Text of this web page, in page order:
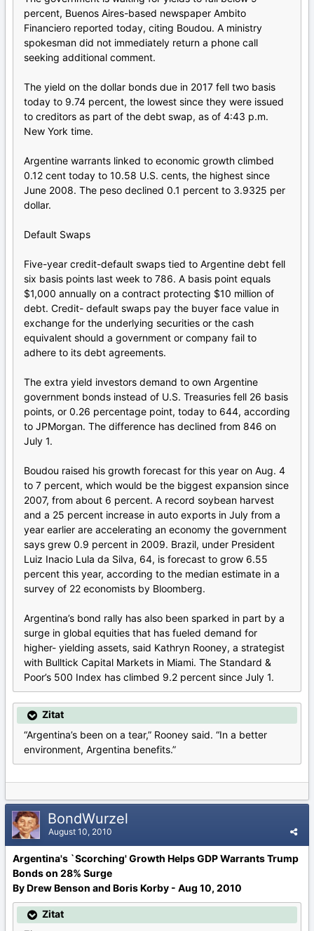
percent, Buenos Aires-based newspaper Ambito
Financiero reported today, citing Boudou. A ministry
spokesman did not immediately return a phone call
seeking additional comment.
The yield on the dollar bonds due in 2017 fell two basis
today to 9.74 percent, the lowest since they were issued
to creditors as part of the debt swap, as of 4:43 p.m.
New York time.
Argentine warrants linked to economic growth climbed
0.12 cent today to 10.58 U.S. cents, the highest since
June 2008. The peso declined 0.1 percent to 3.9325 per
dollar.
Default Swaps
Five-year credit-default swaps tied to Argentine debt fell
six basis points last week to 786. A basis point equals
$1,000 annually on a contract protecting $10 million of
debt. Credit- default swaps pay the buyer face value in
exchange for the underlying securities or the cash
equivalent should a government or company fail to
adhere to its debt agreements.
The extra yield investors demand to own Argentine
government bonds instead of U.S. Treasuries fell 26 basis
points, or 0.26 percentage point, today to 644, according
to JPMorgan. The difference has declined from 846 on
July 1.
Boudou raised his growth forecast for this year on Aug. 4
to 7 percent, which would be the biggest expansion since
2007, from about 6 percent. A record soybean harvest
and a 25 percent increase in auto exports in July from a
year earlier are accelerating an economy the government
says grew 0.9 percent in 2009. Brazil, under President
Luiz Inacio Lula da Silva, 64, is forecast to grow 6.55
percent this year, according to the median estimate in a
survey of 22 economists by Bloomberg.
Argentina’s bond rally has also been sparked in part by a
surge in global equities that has fueled demand for
higher- yielding assets, said Kathryn Rooney, a strategist
with Bulltick Capital Markets in Miami. The Standard &
Poor’s 500 Index has climbed 9.2 percent since July 1.
Zitat
“Argentina’s been on a tear,” Rooney said. “In a better
environment, Argentina benefits.”
BondWurzel
August 10, 2010
Argentina's `Scorching' Growth Helps GDP Warrants Trump
Bonds on 28% Surge
By Drew Benson and Boris Korby - Aug 10, 2010
Zitat